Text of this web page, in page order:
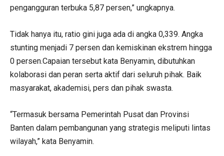
pengangguran terbuka 5,87 persen,” ungkapnya.
Tidak hanya itu, ratio gini juga ada di angka 0,339. Angka
stunting menjadi 7 persen dan kemiskinan ekstrem hingga
0 persen.Capaian tersebut kata Benyamin, dibutuhkan
kolaborasi dan peran serta aktif dari seluruh pihak. Baik
masyarakat, akademisi, pers dan pihak swasta.
“Termasuk bersama Pemerintah Pusat dan Provinsi
Banten dalam pembangunan yang strategis meliputi lintas
wilayah,” kata Benyamin.